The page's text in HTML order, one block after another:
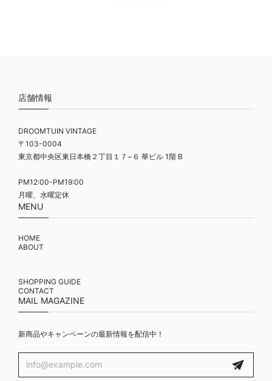
店舗情報
DROOMTUIN VINTAGE
〒103-0004
東京都中央区東日本橋２丁目１７−６ 華ビル 1階 B
PM12:00-PM19:00
月曜、水曜定休
MENU
HOME
ABOUT
SHOPPING GUIDE
CONTACT
MAIL MAGAZINE
新商品やキャンペーンの最新情報を配信中！